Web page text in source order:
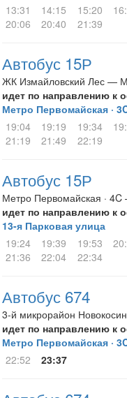
13:31
14:15 15:20
20:06
20:40 21:39
Автобус 15Р
ЖК Измайловский Лес —
идет по направлению к
Метро Первомайская ·
19:04
19:19 19:34
21:19
21:49 22:19
Автобус 15Р
Метро Первомайская ·
идет по направлению к
13-я Парковая улица
19:24
19:39 19:53
21:36
22:04 22:34
Автобус 674
3-й микрорайон
идет по направлению к
Метро Первомайская ·
22:52
23:37